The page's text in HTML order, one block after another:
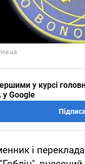
у курсі
у Google
і